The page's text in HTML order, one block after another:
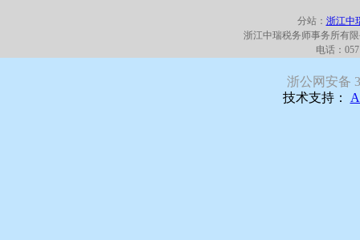
分站： 浙江中
浙江中瑞税务师事务所有
电话：
浙公网安备
技术支持：